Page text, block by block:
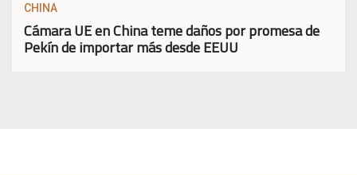
CHINA
Cámara UE en China teme daños por promesa de
Pekín de importar más desde EEUU